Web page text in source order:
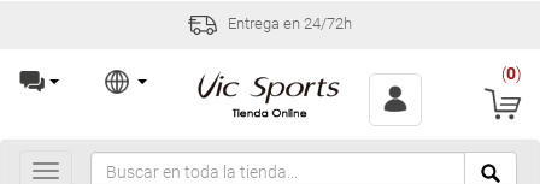
Entrega en 24/72h
(0)
Toggle